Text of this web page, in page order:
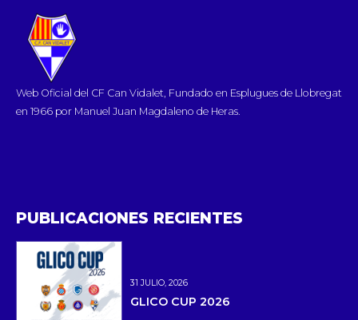
Web Oficial del CF Can Vidalet, Fundado en Esplugues de Llobregat
en 1966 por Manuel Juan Magdaleno de Heras.
PUBLICACIONES RECIENTES
31 JULIO, 2026
GLICO CUP 2026